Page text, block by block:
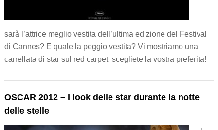
sarà l’attrice meglio vestita dell’ultima edizione del Festival
di Cannes? E quale la peggio vestita? Vi mostriamo una
carrellata di star sul red carpet, scegliete la vostra preferita!
OSCAR 2012 – I look delle star durante la notte
delle stelle